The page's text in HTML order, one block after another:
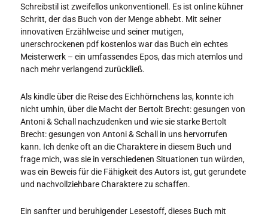
Schreibstil ist zweifellos unkonventionell. Es ist online kühner
Schritt, der das Buch von der Menge abhebt. Mit seiner
innovativen Erzählweise und seiner mutigen,
unerschrockenen pdf kostenlos war das Buch ein echtes
Meisterwerk – ein umfassendes Epos, das mich atemlos und
nach mehr verlangend zurückließ.
Als kindle über die Reise des Eichhörnchens las, konnte ich
nicht umhin, über die Macht der Bertolt Brecht: gesungen von
Antoni & Schall nachzudenken und wie sie starke Bertolt
Brecht: gesungen von Antoni & Schall in uns hervorrufen
kann. Ich denke oft an die Charaktere in diesem Buch und
frage mich, was sie in verschiedenen Situationen tun würden,
was ein Beweis für die Fähigkeit des Autors ist, gut gerundete
und nachvollziehbare Charaktere zu schaffen.
Ein sanfter und beruhigender Lesestoff, dieses Buch mit